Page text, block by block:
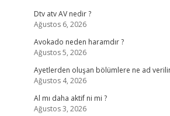
Dtv atv AV nedir ?
Ağustos 6, 2026
Avokado neden haramdır ?
Ağustos 5, 2026
Ayetlerden oluşan bölümlere ne ad
Ağustos 4, 2026
Al mı daha aktif ni mi ?
Ağustos 3, 2026